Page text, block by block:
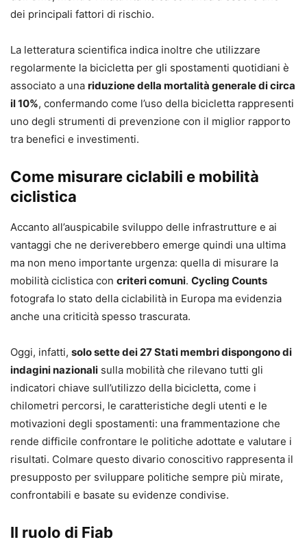
dei principali fattori di rischio.
La letteratura scientifica indica inoltre che utilizzare
regolarmente la bicicletta per gli spostamenti quotidiani è
associato a una riduzione della mortalità generale di circa
il 10%, confermando come l’uso della bicicletta rappresenti
uno degli strumenti di prevenzione con il miglior rapporto
tra benefici e investimenti.
Come misurare ciclabili e mobilità
ciclistica
Accanto all’auspicabile sviluppo delle infrastrutture e ai
vantaggi che ne deriverebbero emerge quindi una ultima
ma non meno importante urgenza: quella di misurare la
mobilità ciclistica con criteri comuni. Cycling Counts
fotografa lo stato della ciclabilità in Europa ma evidenzia
anche una criticità spesso trascurata.
Oggi, infatti, solo sette dei 27 Stati membri dispongono di
indagini nazionali sulla mobilità che rilevano tutti gli
indicatori chiave sull’utilizzo della bicicletta, come i
chilometri percorsi, le caratteristiche degli utenti e le
motivazioni degli spostamenti: una frammentazione che
rende difficile confrontare le politiche adottate e valutare i
risultati. Colmare questo divario conoscitivo rappresenta il
presupposto per sviluppare politiche sempre più mirate,
confrontabili e basate su evidenze condivise.
Il ruolo di Fiab